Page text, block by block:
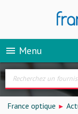
menu Menu
France optique